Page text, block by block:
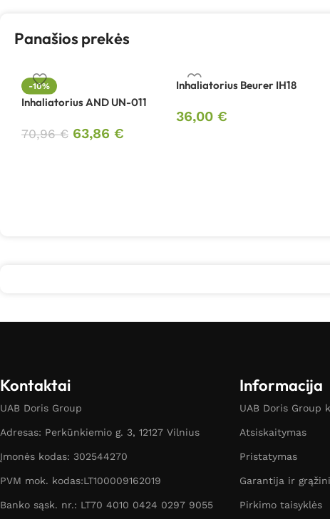
Panašios prekės
-10%
Inhaliatorius AND UN-011
70,96€ 63,86 €
Inhaliatorius Beurer IH18
36,00€
Kontaktai
UAB Doris Group
Adresas: Perkūnkiemio g. 3, 12127 Vilnius
Įmonės kodas: 302544270
PVM mok. kodas:LT100009162019
Banko sąsk. nr.: LT70 4010 0424 0297 9055
Informacija
UAB Doris Group
Atsiskaitymas
Pristatymas
Garantija ir
Pirkimo taisyklės